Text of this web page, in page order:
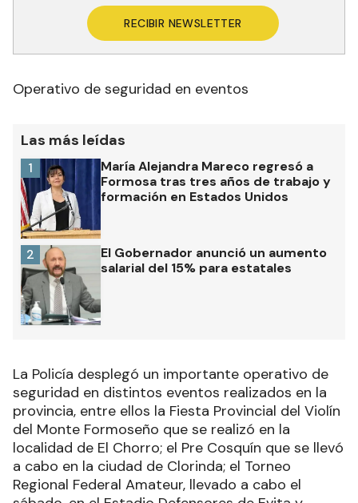
RECIBIR NEWSLETTER
Operativo de seguridad en eventos
Las más leídas
María Alejandra Mareco regresó a
Formosa tras tres años de trabajo y
formación en Estados Unidos
1
El Gobernador anunció un aumento
salarial del 15% para estatales
2
La Policía desplegó un importante operativo de
seguridad en distintos eventos realizados en la
provincia, entre ellos la Fiesta Provincial del Violín
del Monte Formoseño que se realizó en la
localidad de El Chorro; el Pre Cosquín que se llevó
a cabo en la ciudad de Clorinda; el Torneo
Regional Federal Amateur, llevado a cabo el